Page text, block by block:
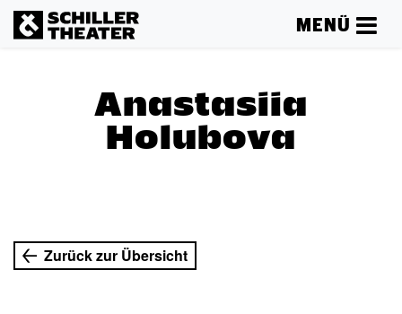
MENÜ
Anastasiia
Holubova
Zurück zur Übersicht